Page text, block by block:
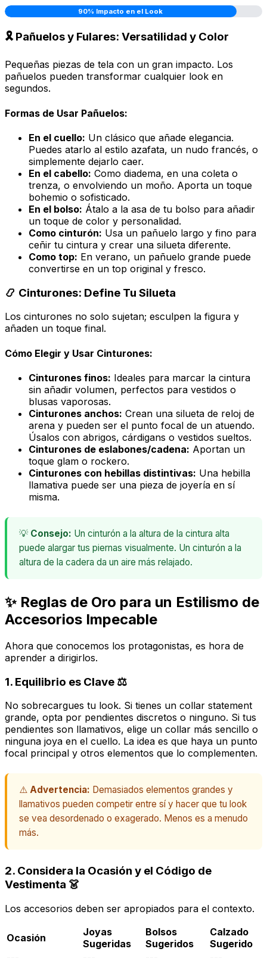
90% Impacto en el Look
🎗️ Pañuelos y Fulares: Versatilidad y Color
Pequeñas piezas de tela con un gran impacto. Los
pañuelos pueden transformar cualquier look en
segundos.
Formas de Usar Pañuelos:
En el cuello: Un clásico que añade elegancia.
Puedes atarlo al estilo azafata, un nudo francés, o
simplemente dejarlo caer.
En el cabello: Como diadema, en una coleta o
trenza, o envolviendo un moño. Aporta un toque
bohemio o sofisticado.
En el bolso: Átalo a la asa de tu bolso para añadir
un toque de color y personalidad.
Como cinturón: Usa un pañuelo largo y fino para
ceñir tu cintura y crear una silueta diferente.
Como top: En verano, un pañuelo grande puede
convertirse en un top original y fresco.
📿 Cinturones: Define Tu Silueta
Los cinturones no solo sujetan; esculpen la figura y
añaden un toque final.
Cómo Elegir y Usar Cinturones:
Cinturones finos: Ideales para marcar la cintura
sin añadir volumen, perfectos para vestidos o
blusas vaporosas.
Cinturones anchos: Crean una silueta de reloj de
arena y pueden ser el punto focal de un atuendo.
Úsalos con abrigos, cárdigans o vestidos sueltos.
Cinturones de eslabones/cadena: Aportan un
toque glam o rockero.
Cinturones con hebillas distintivas: Una hebilla
llamativa puede ser una pieza de joyería en sí
misma.
💡 Consejo: Un cinturón a la altura de la cintura alta
puede alargar tus piernas visualmente. Un cinturón a la
altura de la cadera da un aire más relajado.
✨ Reglas de Oro para un Estilismo de
Accesorios Impecable
Ahora que conocemos los protagonistas, es hora de
aprender a dirigirlos.
1. Equilibrio es Clave ⚖️
No sobrecargues tu look. Si tienes un collar statement
grande, opta por pendientes discretos o ninguno. Si tus
pendientes son llamativos, elige un collar más sencillo o
ninguna joya en el cuello. La idea es que haya un punto
focal principal y otros elementos que lo complementen.
⚠️ Advertencia: Demasiados elementos grandes y
llamativos pueden competir entre sí y hacer que tu look
se vea desordenado o exagerado. Menos es a menudo
más.
2. Considera la Ocasión y el Código de
Vestimenta 👗
Los accesorios deben ser apropiados para el contexto.
Ocasión
Joyas
Sugeridas
Bolsos
Sugeridos
Calzado
Sugerido